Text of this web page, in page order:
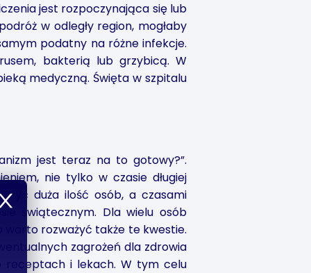
jest rozpoczynająca się lub
w odległy region, mogłaby
podatny na różne infekcje.
bakterią lub grzybicą. W
medyczną. Święta w szpitalu
jest teraz na to gotowy?”.
nie tylko w czasie długiej
być duża ilość osób, a czasami
świątecznym. Dla wielu osób
rozważyć także te kwestie.
zagrożeń dla zdrowia
receptach i lekach. W tym celu